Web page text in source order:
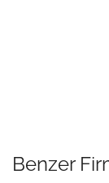
Benzer